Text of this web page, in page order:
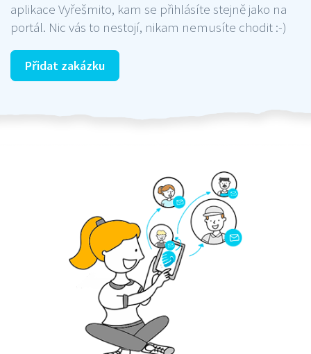
aplikace Vyřešmito, kam se přihlásíte stejně jako na
portál. Nic vás to nestojí, nikam nemusíte chodit :-)
Přidat zakázku